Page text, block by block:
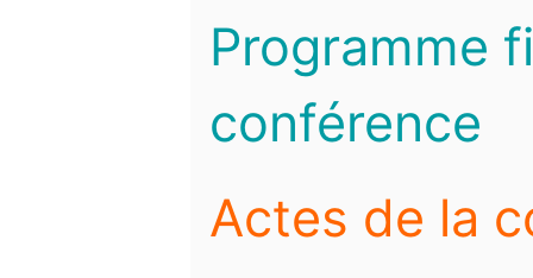
Programme
conférence
Actes de la